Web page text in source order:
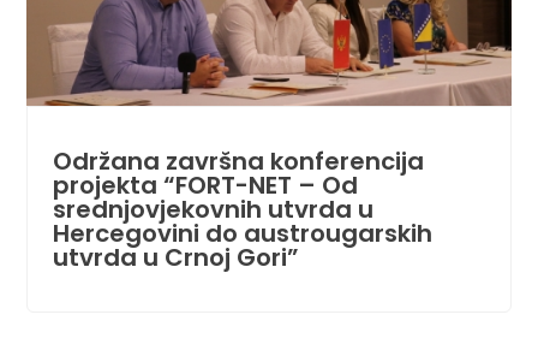
Održana završna konferencija
projekta “FORT-NET – Od
srednjovjekovnih utvrda u
Hercegovini do austrougarskih
utvrda u Crnoj Gori”